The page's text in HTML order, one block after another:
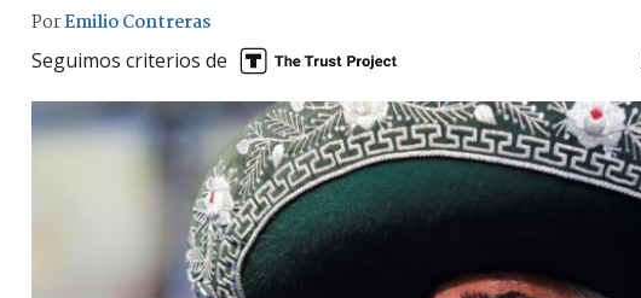
PorEmilio Contreras
Seguimos criterios de